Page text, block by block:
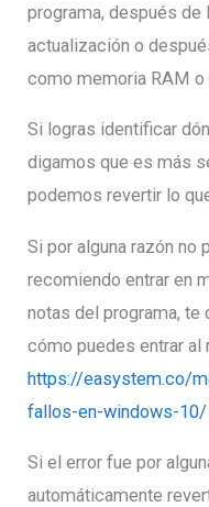
programa, después de
actualización o
como memoria RAM o
Si logras identificar
digamos que es más
podemos revertir lo
Si por alguna razón no
recomiendo entrar en
notas del programa, te
cómo puedes entrar al
https://easystem.co/
fallos-en-windows-10/
Si el error fue por
automáticamente